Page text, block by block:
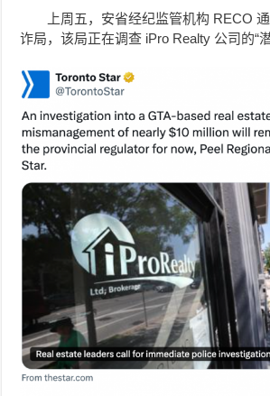
上周五，安省经纪监管机构 RECO
诈局，该局正在调查 iPro Realty 公司的“